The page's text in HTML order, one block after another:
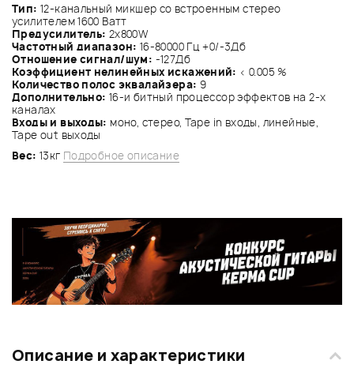
Тип: 12-канальный микшер со встроенным стерео
усилителем 1600 Ватт
Предусилитель: 2x800W
Частотный диапазон: 16-80000 Гц +0/-3Дб
Отношение сигнал/шум: -127Дб
Коэффициент нелинейных искажений: < 0.005 %
Количество полос эквалайзера: 9
Дополнительно: 16-и битный процессор эффектов на 2-х
каналах
Входы и выходы: моно, стерео, Tape in входы, линейные,
Tape out выходы
Вес: 13кг Подробное описание
Описание и характеристики